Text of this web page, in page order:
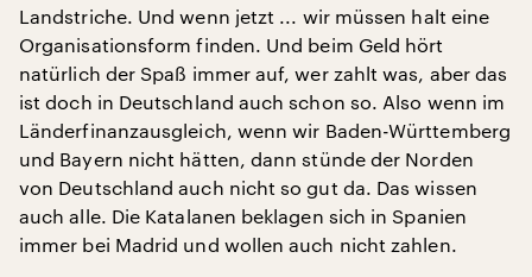
Landstriche. Und wenn jetzt ... wir müssen halt eine
Organisationsform finden. Und beim Geld hört
natürlich der Spaß immer auf, wer zahlt was, aber das
ist doch in Deutschland auch schon so. Also wenn im
Länderfinanzausgleich, wenn wir Baden-Württemberg
und Bayern nicht hätten, dann stünde der Norden
von Deutschland auch nicht so gut da. Das wissen
auch alle. Die Katalanen beklagen sich in Spanien
immer bei Madrid und wollen auch nicht zahlen.